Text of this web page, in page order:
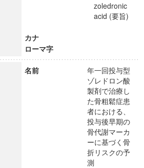
zoledronic
acid (要旨)
カナ
ローマ字
名前
年一回投与型
ゾレドロン酸
製剤で治療し
た骨粗鬆症患
者における、
投与後早期の
骨代謝マーカ
ーに基づく骨
折リスクの予
測